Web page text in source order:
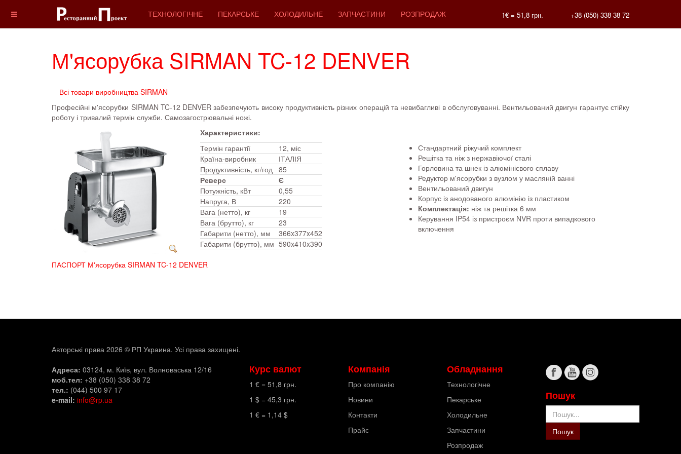
1€ = 51,8 грн. +38 (050) 338 38 72
ТЕХНОЛОГІЧНЕ ПЕКАРСЬКЕ ХОЛОДИЛЬНЕ ЗАПЧАСТИНИ РОЗПРОДАЖ
М'ясорубка SIRMAN TC-12 DENVER
Всі товари виробництва SIRMAN
Професійні м'ясорубки SIRMAN TC-12 DENVER забезпечують високу продуктивність різних операцій та невибагливі в обслуговуванні. Вентильований двигун гарантує стійку
роботу і тривалий термін служби. Самозагострювальні ножі.
Характеристики:
Термін гарантії
12, міс
Країна-виробник
ІТАЛІЯ
Продуктивність, кг/год 85
Реверс
Є
Потужність, кВт
0,55
Напруга, В
220
Вага (нетто), кг
19
Вага (брутто), кг
23
Габарити (нетто), мм
366x377x452
Габарити (брутто), мм 590x410x390
Стандартний ріжучий комплект
Решітка та ніж з нержавіючої сталі
Горловина та шнек із алюмінієвого сплаву
Редуктор м'ясорубки з вузлом у масляній ванні
Вентильований двигун
Корпус із анодованого алюмінію із пластиком
Комплектація: ніж та решітка 6 мм
Керування IP54 із пристроєм NVR проти випадкового
включення
ПАСПОРТ М'ясорубка SIRMAN TC-12 DENVER
Авторські права 2026 © РП Украина. Усі права захищені.
Адреса: 03124, м. Київ, вул. Волноваська 12/16
моб.тел: +38 (050) 338 38 72
тел.: (044) 500 97 17
e-mail: info@rp.ua
Курс валют
1 € = 51,8 грн.
1 $ = 45,3 грн.
1 € = 1,14 $
Компанія
Про компанію
Новини
Контакти
Прайс
Обладнання
Технологічне
Пекарське
Холодильне
Запчастини
Розпродаж
Пошук
Пошук
Пошук